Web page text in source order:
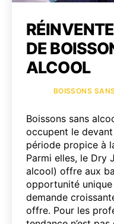
DE
ALCOOL
Catégories
BOISSONS
Boissons sans
occupent le
période propice à
Parmi elles, le Dry
alcool) offre aux
opportunité
demande
offre. Pour les